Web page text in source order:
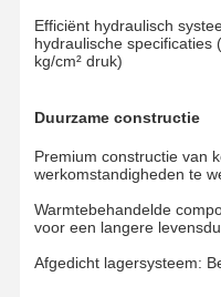
Efficiënt hydraulisch
hydraulische specificaties
kg/cm² druk)
Duurzame constructie
Premium constructie van
werkomstandigheden te
Warmtebehandelde
voor een langere
Afgedicht lagersysteem: